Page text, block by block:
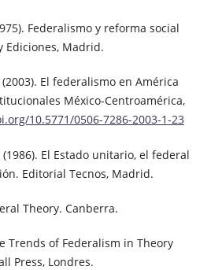
Federalismo y reforma social
Ediciones, Madrid.
(2003). El federalismo en América
México-Centroamérica,
10.5771/0506-7286-2003-1-23
(1986). El Estado unitario, el federal
Editorial Tecnos, Madrid.
Theory. Canberra.
Trends of Federalism in Theory
Press, Londres.